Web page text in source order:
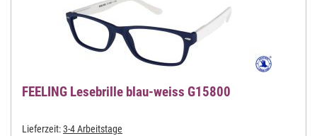
FEELING Lesebrille blau-weiss G15800
Lieferzeit:3-4 Arbeitstage